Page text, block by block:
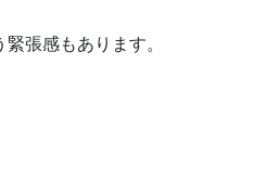
張感もあります。